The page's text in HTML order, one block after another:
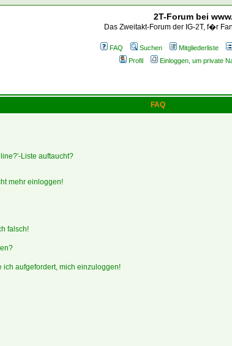
2T-Forum bei
Das Zweitakt-Forum der IG-2T, f�r
FAQ Suchen Mitgliederliste
Profil
Einloggen, um private
FAQ
Liste auftaucht?
mehr einloggen!
falsch!
aufgefordert, mich einzuloggen!